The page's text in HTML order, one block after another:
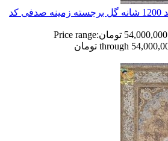
فرش ماشینی افرند 1200 شانه گل برجسته زمینه صدفی کد
54,000,000 تومانPrice range: